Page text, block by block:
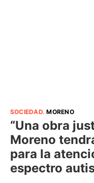
SOCIEDAD.MORENO
“Una obra
Moreno
para la
espectro